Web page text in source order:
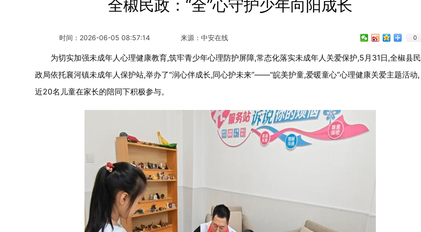
全椒民政：“全”心守护少年向阳成长
时间： 2026-06-05 08:57:14 来源： 中安在线 0
为切实加强未成年人心理健康教育,筑牢青少年心理防护屏障,常态化落实未成年人关爱保护,5月31日,全椒县民
政局依托襄河镇未成年人保护站,举办了“润心伴成长,同心护未来”——“皖美护童,爱暖童心”心理健康关爱主题活动,
近20名儿童在家长的陪同下积极参与。